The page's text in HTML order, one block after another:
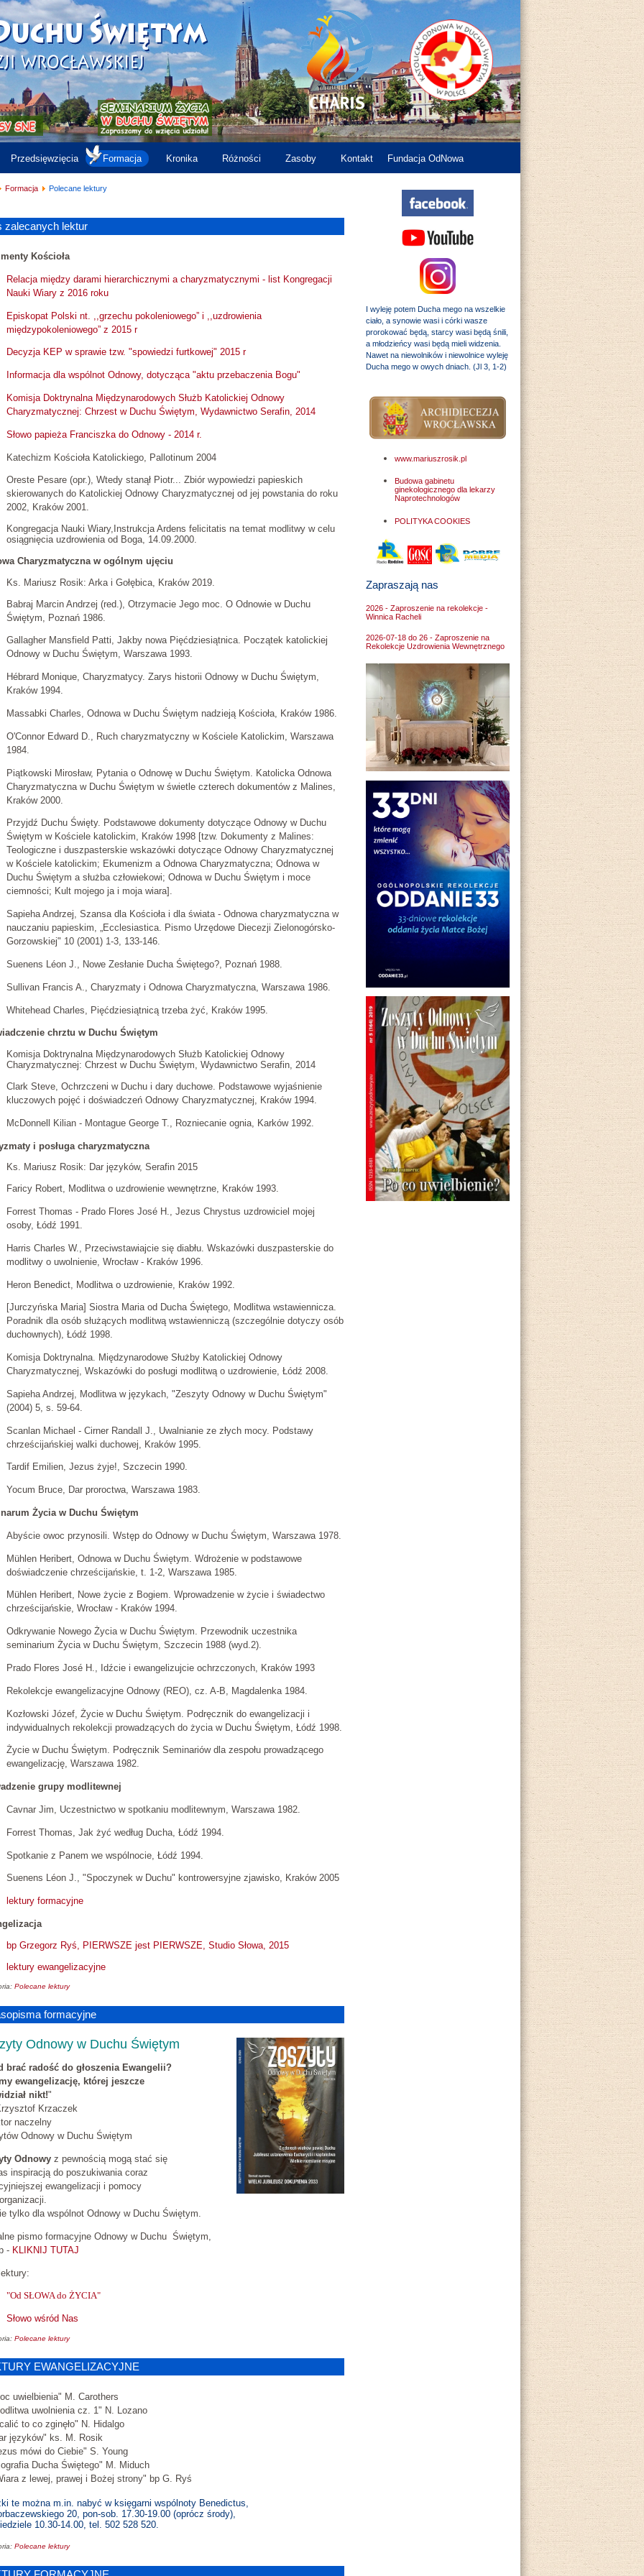
Przedsięwzięcia Formacja Kronika Różności Zasoby Kontakt Fundacja OdNowa
I wyleję potem Ducha mego na wszelkie
ciało, a synowie wasi i córki wasze
prorokować będą, starcy wasi będą śnili,
a młodzieńcy wasi będą mieli widzenia.
Nawet na niewolników i niewolnice wyleję
Ducha mego w owych dniach. (Jl 3, 1-2)
www.mariuszrosik.pl
Budowa gabinetu
ginekologicznego dla lekarzy
Naprotechnologów
POLITYKA COOKIES
Zapraszają nas
2026 - Zaproszenie na rekolekcje -
Winnica Racheli
2026-07-18 do 26 - Zaproszenie na
Rekolekcje Uzdrowienia Wewnętrznego
Formacja Polecane lektury
zalecanych lektur
Kościoła
Relacja między darami hierarchicznymi a charyzmatycznymi - list Kongregacji
Nauki Wiary z 2016 roku
Episkopat Polski nt. ,,grzechu pokoleniowego” i ,,uzdrowienia
międzypokoleniowego” z 2015 r
Decyzja KEP w sprawie tzw. "spowiedzi furtkowej" 2015 r
Informacja dla wspólnot Odnowy, dotycząca "aktu przebaczenia Bogu"
Komisja Doktrynalna Międzynarodowych Służb Katolickiej Odnowy
Charyzmatycznej: Chrzest w Duchu Świętym, Wydawnictwo Serafin, 2014
Słowo papieża Franciszka do Odnowy - 2014 r.
Katechizm Kościoła Katolickiego, Pallotinum 2004
Oreste Pesare (opr.), Wtedy stanął Piotr... Zbiór wypowiedzi papieskich
skierowanych do Katolickiej Odnowy Charyzmatycznej od jej powstania do roku
2002, Kraków 2001.
Kongregacja Nauki Wiary,Instrukcja Ardens felicitatis na temat modlitwy w celu
osiągnięcia uzdrowienia od Boga, 14.09.2000.
Charyzmatyczna w ogólnym ujęciu
Ks. Mariusz Rosik: Arka i Gołębica, Kraków 2019.
Babraj Marcin Andrzej (red.), Otrzymacie Jego moc. O Odnowie w Duchu
Świętym, Poznań 1986.
Gallagher Mansfield Patti, Jakby nowa Pięćdziesiątnica. Początek katolickiej
Odnowy w Duchu Świętym, Warszawa 1993.
Hébrard Monique, Charyzmatycy. Zarys historii Odnowy w Duchu Świętym,
Kraków 1994.
Massabki Charles, Odnowa w Duchu Świętym nadzieją Kościoła, Kraków 1986.
O'Connor Edward D., Ruch charyzmatyczny w Kościele Katolickim, Warszawa
1984.
Piątkowski Mirosław, Pytania o Odnowę w Duchu Świętym. Katolicka Odnowa
Charyzmatyczna w Duchu Świętym w świetle czterech dokumentów z Malines,
Kraków 2000.
Przyjdź Duchu Święty. Podstawowe dokumenty dotyczące Odnowy w Duchu
Świętym w Kościele katolickim, Kraków 1998 [tzw. Dokumenty z Malines:
Teologiczne i duszpasterskie wskazówki dotyczące Odnowy Charyzmatycznej
w Kościele katolickim; Ekumenizm a Odnowa Charyzmatyczna; Odnowa w
Duchu Świętym a służba człowiekowi; Odnowa w Duchu Świętym i moce
ciemności; Kult mojego ja i moja wiara].
Sapieha Andrzej, Szansa dla Kościoła i dla świata - Odnowa charyzmatyczna w
nauczaniu papieskim, „Ecclesiastica. Pismo Urzędowe Diecezji Zielonogórsko-
Gorzowskiej" 10 (2001) 1-3, 133-146.
Suenens Léon J., Nowe Zesłanie Ducha Świętego?, Poznań 1988.
Sullivan Francis A., Charyzmaty i Odnowa Charyzmatyczna, Warszawa 1986.
Whitehead Charles, Pięćdziesiątnicą trzeba żyć, Kraków 1995.
chrztu w Duchu Świętym
Komisja Doktrynalna Międzynarodowych Służb Katolickiej Odnowy
Charyzmatycznej: Chrzest w Duchu Świętym, Wydawnictwo Serafin, 2014
Clark Steve, Ochrzczeni w Duchu i dary duchowe. Podstawowe wyjaśnienie
kluczowych pojęć i doświadczeń Odnowy Charyzmatycznej, Kraków 1994.
McDonnell Kilian - Montague George T., Rozniecanie ognia, Karków 1992.
i posługa charyzmatyczna
Ks. Mariusz Rosik: Dar języków, Serafin 2015
Faricy Robert, Modlitwa o uzdrowienie wewnętrzne, Kraków 1993.
Forrest Thomas - Prado Flores José H., Jezus Chrystus uzdrowiciel mojej
osoby, Łódź 1991.
Harris Charles W., Przeciwstawiajcie się diabłu. Wskazówki duszpasterskie do
modlitwy o uwolnienie, Wrocław - Kraków 1996.
Heron Benedict, Modlitwa o uzdrowienie, Kraków 1992.
[Jurczyńska Maria] Siostra Maria od Ducha Świętego, Modlitwa wstawiennicza.
Poradnik dla osób służących modlitwą wstawienniczą (szczególnie dotyczy osób
duchownych), Łódź 1998.
Komisja Doktrynalna. Międzynarodowe Służby Katolickiej Odnowy
Charyzmatycznej, Wskazówki do posługi modlitwą o uzdrowienie, Łódź 2008.
Sapieha Andrzej, Modlitwa w językach, "Zeszyty Odnowy w Duchu Świętym"
(2004) 5, s. 59-64.
Scanlan Michael - Cirner Randall J., Uwalnianie ze złych mocy. Podstawy
chrześcijańskiej walki duchowej, Kraków 1995.
Tardif Emilien, Jezus żyje!, Szczecin 1990.
Yocum Bruce, Dar proroctwa, Warszawa 1983.
Życia w Duchu Świętym
Abyście owoc przynosili. Wstęp do Odnowy w Duchu Świętym, Warszawa 1978.
Mühlen Heribert, Odnowa w Duchu Świętym. Wdrożenie w podstawowe
doświadczenie chrześcijańskie, t. 1-2, Warszawa 1985.
Mühlen Heribert, Nowe życie z Bogiem. Wprowadzenie w życie i świadectwo
chrześcijańskie, Wrocław - Kraków 1994.
Odkrywanie Nowego Życia w Duchu Świętym. Przewodnik uczestnika
seminarium Życia w Duchu Świętym, Szczecin 1988 (wyd.2).
Prado Flores José H., Idźcie i ewangelizujcie ochrzczonych, Kraków 1993
Rekolekcje ewangelizacyjne Odnowy (REO), cz. A-B, Magdalenka 1984.
Kozłowski Józef, Życie w Duchu Świętym. Podręcznik do ewangelizacji i
indywidualnych rekolekcji prowadzących do życia w Duchu Świętym, Łódź 1998.
Życie w Duchu Świętym. Podręcznik Seminariów dla zespołu prowadzącego
ewangelizację, Warszawa 1982.
grupy modlitewnej
Cavnar Jim, Uczestnictwo w spotkaniu modlitewnym, Warszawa 1982.
Forrest Thomas, Jak żyć według Ducha, Łódź 1994.
Spotkanie z Panem we wspólnocie, Łódź 1994.
Suenens Léon J., "Spoczynek w Duchu" kontrowersyjne zjawisko, Kraków 2005
lektury formacyjne
bp Grzegorz Ryś, PIERWSZE jest PIERWSZE, Studio Słowa, 2015
lektury ewangelizacyjne
Polecane lektury
formacyjne
Odnowy w Duchu Świętym
brać radość do głoszenia Ewangelii?
ewangelizację, której jeszcze
nikt!"
Krzaczek
naczelny
Odnowy w Duchu Świętym
Odnowy z pewnością mogą stać się
inspiracją do poszukiwania coraz
ewangelizacji i pomocy
tylko dla wspólnot Odnowy w Duchu Świętym.
pismo formacyjne Odnowy w Duchu Świętym,
- KLIKNIJ TUTAJ
"Od SŁOWA do ŻYCIA"
Słowo wśród Nas
Polecane lektury
EWANGELIZACYJNE
uwielbienia" M. Carothers
uwolnienia cz. 1" N. Lozano
to co zginęło" N. Hidalgo
języków" ks. M. Rosik
mówi do Ciebie" S. Young
Ducha Świętego" M. Miduch
z lewej, prawej i Bożej strony" bp G. Ryś
te można m.in. nabyć w księgarni wspólnoty Benedictus,
20, pon-sob. 17.30-19.00 (oprócz środy),
10.30-14.00, tel. 502 528 520.
Polecane lektury